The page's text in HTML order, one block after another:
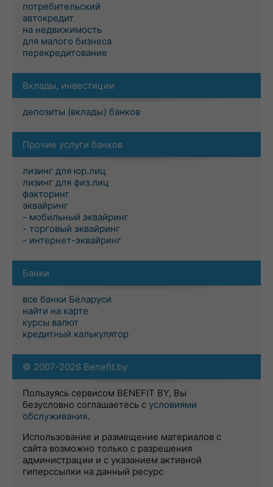
потребительский
автокредит
на недвижимость
для малого бизнеса
перекредитование
Вклады, инвестиции
депозиты (вклады) банков
Прочие услуги банков
лизинг для юр.лиц
лизинг для физ.лиц
факторинг
эквайринг
- мобильный эквайринг
- торговый эквайринг
- интернет-эквайринг
Банки
все банки Беларуси
найти на карте
курсы валют
кредитный калькулятор
© 2007-2026 Benefit.by
Пользуясь сервисом BENEFIT BY, Вы
безусловно соглашаетесь с условиями
обслуживания.
Использование и размещение материалов с
сайта возможно только с разрешения
администрации и с указанием активной
гиперссылки на данный ресурс